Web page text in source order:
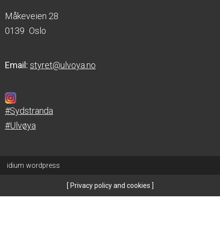
Måkeveien 28
0139 Oslo
Email: styret@ulvoya.no
#Sydstranda
#Ulvøya
idium wordpress
Privacy policy and cookies